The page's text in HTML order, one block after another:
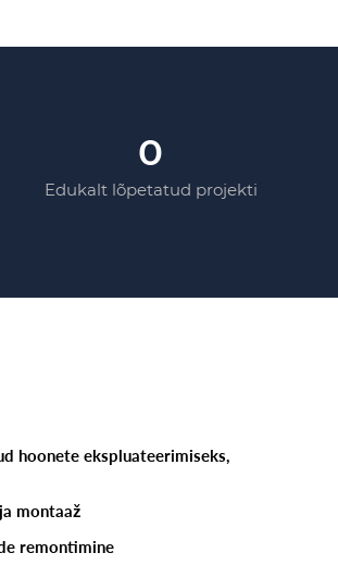
0
Edukalt lõpetatud projekti
hoonete ekspluateerimiseks,
montaaž
remontimine